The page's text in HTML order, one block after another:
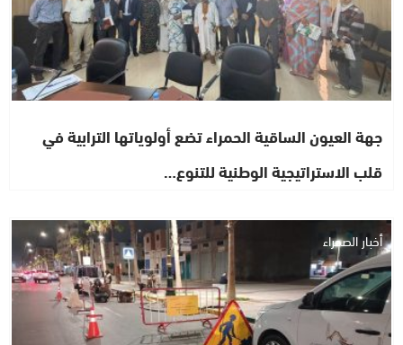
جهة العيون الساقية الحمراء تضع أولوياتها الترابية في
قلب الاستراتيجية الوطنية للتنوع…
أخبار الصحراء